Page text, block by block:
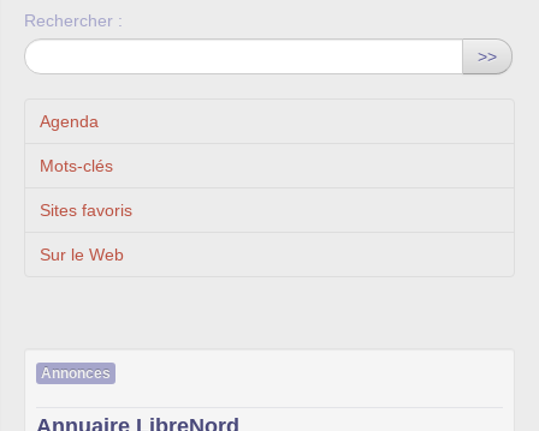
Rechercher :
>>
Agenda
Mots-clés
Sites favoris
Sur le Web
Annonces